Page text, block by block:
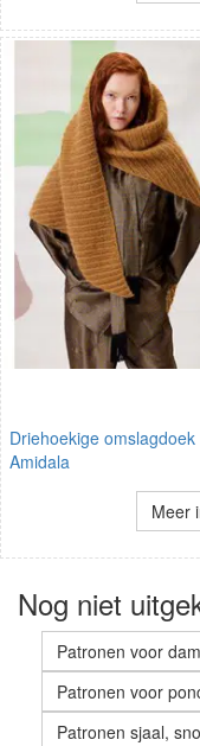
Driehoekige omslagdoek
Amidala
Meer
Nog niet
Patronen voor
Patronen voor
Patronen sjaal,